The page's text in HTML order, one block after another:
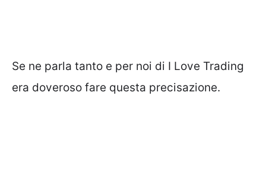
Se ne parla tanto e per noi di I Love Trading
era doveroso fare questa precisazione.